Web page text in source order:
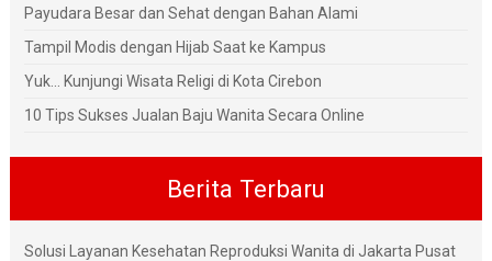
Payudara Besar dan Sehat dengan Bahan Alami
Tampil Modis dengan Hijab Saat ke Kampus
Yuk... Kunjungi Wisata Religi di Kota Cirebon
10 Tips Sukses Jualan Baju Wanita Secara Online
Berita Terbaru
Solusi Layanan Kesehatan Reproduksi Wanita di Jakarta Pusat